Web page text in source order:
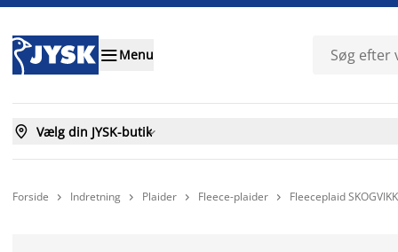
Menu
 Vælg din JYSK-butik
Forside  Indretning  Plaider  Fleece-plaider  Fleeceplaid